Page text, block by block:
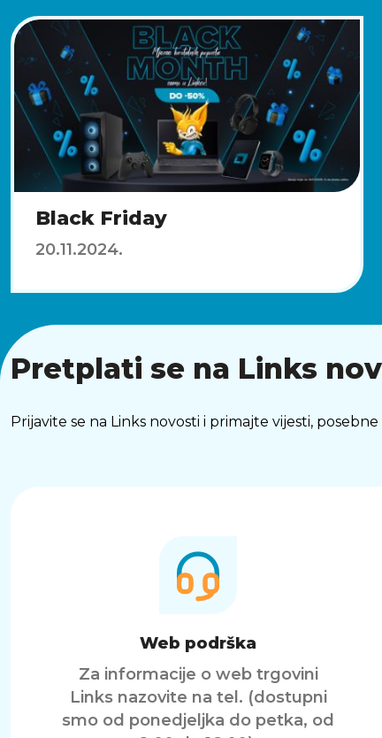
Black Friday
20.11.2024.
Pretplati se na Links
Prijavite se na Links novosti i primajte vijesti,
Web podrška
Za informacije o web trgovini
Links nazovite na tel. (dostupni
smo od ponedjeljka do petka, od